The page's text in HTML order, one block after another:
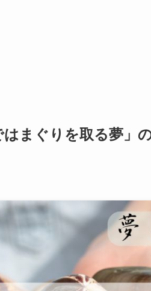
はまぐりを取る夢」